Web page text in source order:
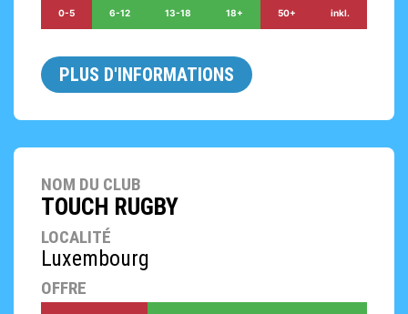
0-5 6-12 13-18 18+ 50+ inkl.
PLUS D'INFORMATIONS
NOM DU CLUB
TOUCH RUGBY
LOCALITÉ
Luxembourg
OFFRE